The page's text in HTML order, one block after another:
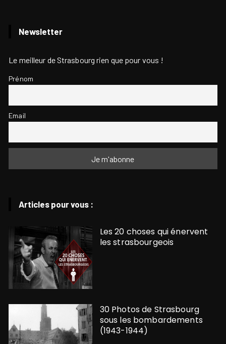
Newsletter
Le meilleur de Strasbourg rien que pour vous !
Prénom
Email
Articles pour vous :
Les 20 choses qui énervent
les strasbourgeois
30 Photos de Strasbourg
sous les bombardements
(1943-1944)